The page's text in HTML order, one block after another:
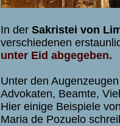
In der Sakristei von
verschiedenen
unter Eid abgegeben.
Unter den
Advokaten, Beamte,
Hier einige Beispiele
Maria de Pozuelo